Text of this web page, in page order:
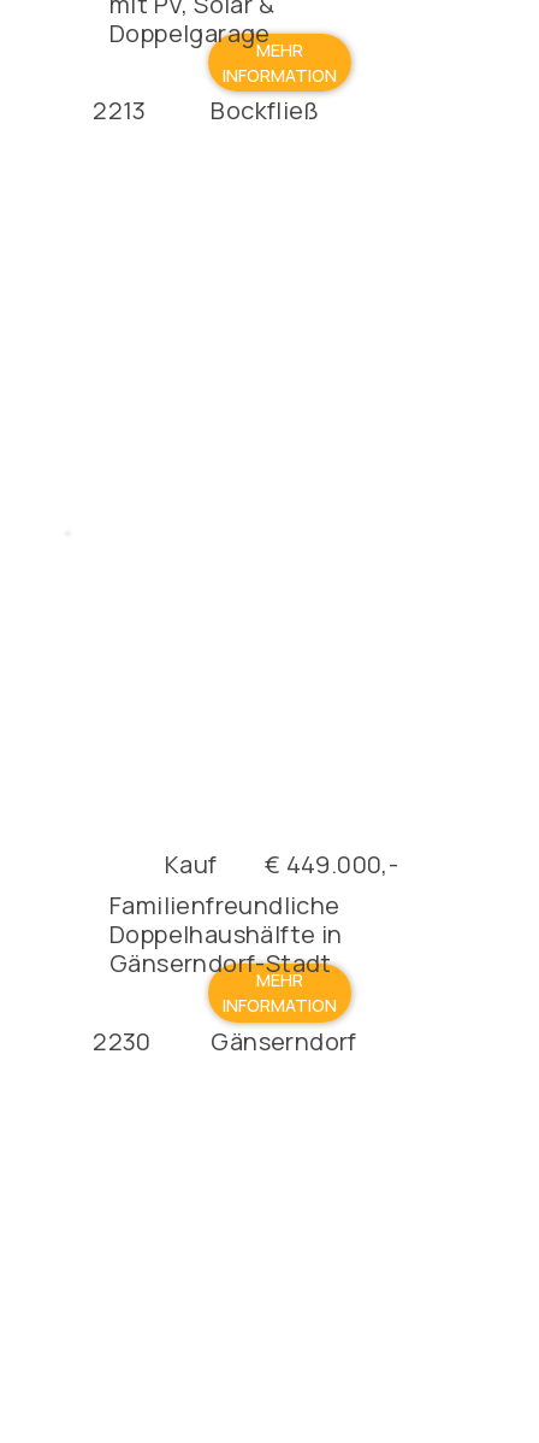
MEHR
INFORMATION
Doppelgarage
2213 Bockfließ
Kauf € 449.000,-
MEHR
INFORMATION
Familienfreundliche
Doppelhaushälfte in
Gänserndorf-Stadt
2230 Gänserndorf